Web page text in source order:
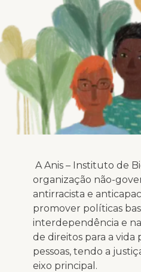
A Anis – Instituto de
organização não-
antirracista e
promover políticas
interdependência e
de direitos para a vida
pessoas, tendo a
eixo principal.